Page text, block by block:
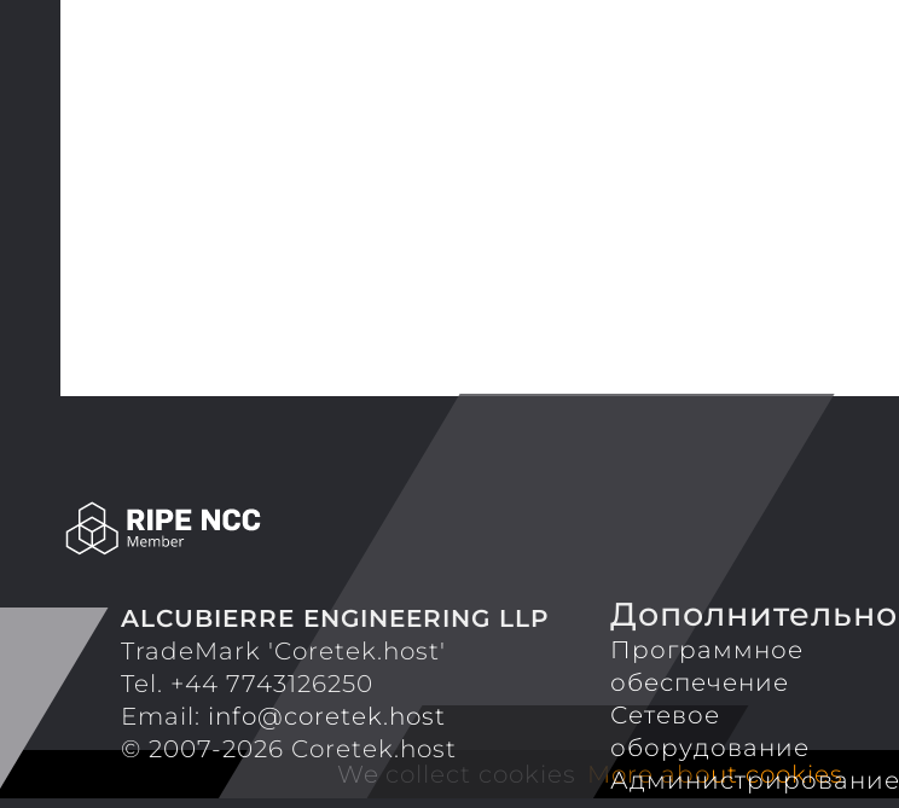
ALCUBIERRE ENGINEERING LLP
TradeMark 'Coretek.host'
Tel. +44 7743126250
Email: info@coretek.host
© 2007-2026 Coretek.host
Дополнительно
Программное
обеспечение
Сетевое
оборудование
Администрирование
We collect cookies More about cookies